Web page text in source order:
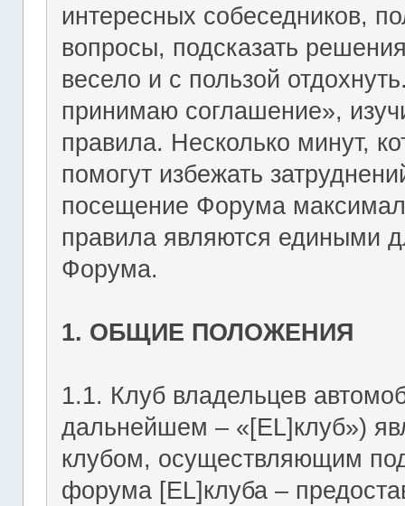
интересных собеседников,
вопросы, подсказать
весело и с пользой
принимаю соглашение»,
правила. Несколько минут,
помогут избежать
посещение Форума
правила являются едиными
Форума.
1. ОБЩИЕ ПОЛОЖЕНИЯ
1.1. Клуб владельцев
дальнейшем – «[EL]клуб»)
клубом, осуществляющим
форума [EL]клуба –